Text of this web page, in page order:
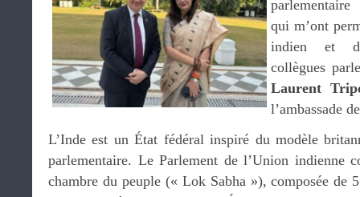
qui m’ont
indien et
collègues
Laurent
l’ambassade
L’Inde est un État fédéral inspiré du modèle
parlementaire. Le Parlement de l’Union indienne
chambre du peuple (« Lok Sabha »), composée de